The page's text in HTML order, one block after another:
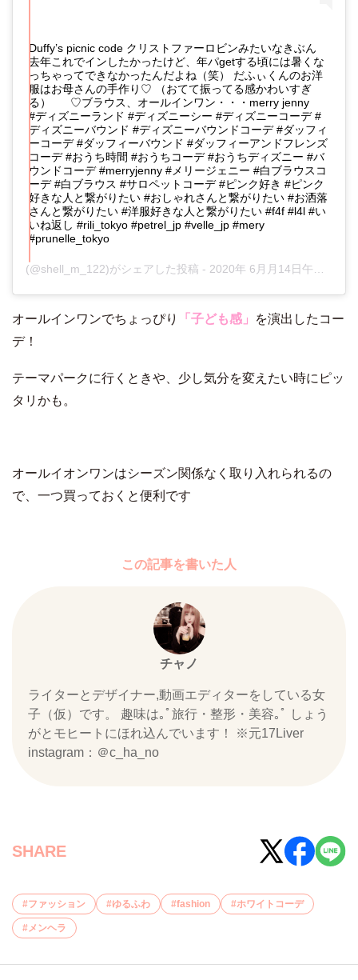
Duffy’s picnic code クリストファーロビンみたいなきぶん
去年これでインしたかったけど、年パgetする頃には暑くな
っちゃってできなかったんだよね（笑） だふぃくんのお洋
服はお母さんの手作り♡ （おてて振ってる感かわいすぎ
る）    ㅤㅤㅤ ㅤㅤㅤ ♡ブラウス、オールインワン・・・merry jenny  ㅤㅤㅤ ㅤㅤㅤ ㅤㅤㅤ  
#ディズニーランド #ディズニーシー #ディズニーコーデ #
ディズニーバウンド #ディズニーバウンドコーデ #ダッフィ
ーコーデ #ダッフィーバウンド #ダッフィーアンドフレンズ
コーデ #おうち時間 #おうちコーデ #おうちディズニー #バ
ウンドコーデ #merryjenny #メリージェニー #白ブラウスコ
ーデ #白ブラウス #サロペットコーデ #ピンク好き #ピンク
好きな人と繋がりたい #おしゃれさんと繋がりたい #お洒落
さんと繋がりたい #洋服好きな人と繋がりたい #f4f #l4l #い
いね返し #rili_tokyo #petrel_jp #velle_jp #mery
#prunelle_tokyo
(@shell_m_122)がシェアした投稿 - 2020年 6月月14日午前4時14分PDT
オールインワンでちょっぴり 「子ども感」
を演出したコー
デ！
テーマパークに行くときや、少し気分を変えたい時にピッ
タリかも。
オールイオンワンはシーズン関係なく取り入れられるの
で、一つ買っておくと便利です
この記事を書いた人
チャノ
ライターとデザイナー,動画エディターをしている女
子（仮）です。 趣味は｡ﾟ旅行・整形・美容｡ﾟ しょう
がとモヒートにほれ込んでいます！ ※元17Liver
instagram：＠c_ha_no
SHARE
ファッション ゆるふわ fashion ホワイトコーデ
メンヘラ